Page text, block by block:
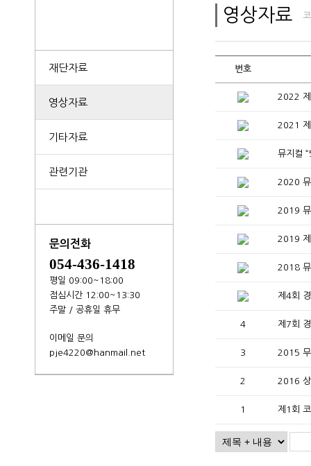
재단자료
영상자료
기타자료
관련기관
문의전화
054-436-1418
평일 09:00~18:00
점심시간 12:00~13:30
주말 / 공휴일 휴무
이메일 문의
pje4220@hanmail.net
영상자료
번호
2022 제
2021 제
뮤지컬
2020 뮤
2019 뮤
2019
2018 뮤
제4회
4 제7회
3 2015 무
2 2016 상
1 제1회